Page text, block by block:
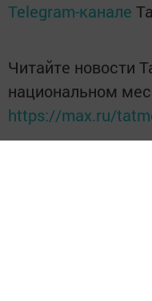
Telegram-канале
Читайте новости
национальном
https://max.ru/